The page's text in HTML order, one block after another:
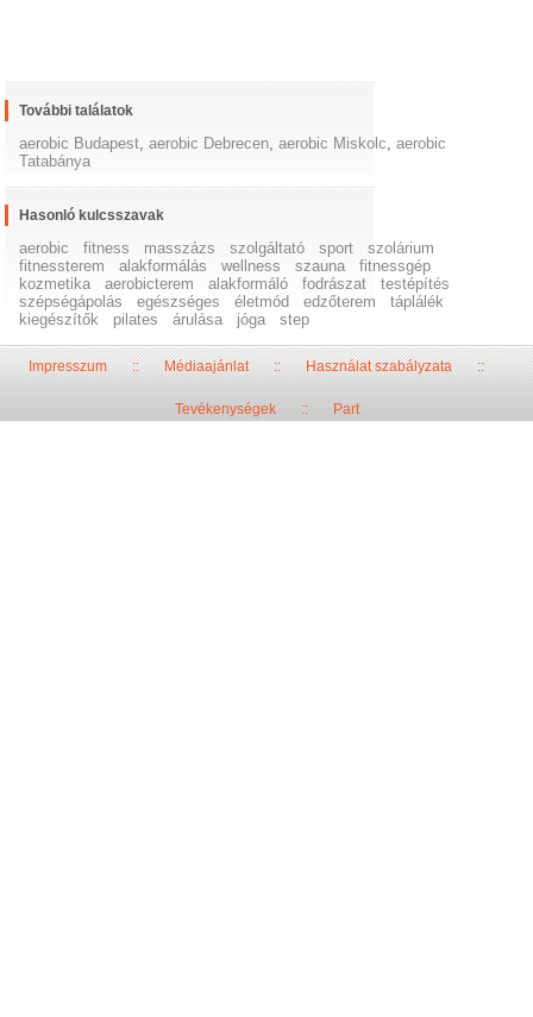
További találatok
aerobic Budapest,aerobic Debrecen,aerobic Miskolc,aerobic
Tatabánya
Hasonló kulcsszavak
aerobic fitness masszázs szolgáltató sport
szolárium
fitnessterem
alakformálás wellness szauna
fitnessgép
kozmetika
aerobicterem alakformáló fodrászat
testépítés
szépségápolás
egészséges életmód edzőterem
táplálék
kiegészítők
pilates árulása jóga step
Impresszum::Médiaajánlat::Használat szabályzata::
Tevékenységek:: Part